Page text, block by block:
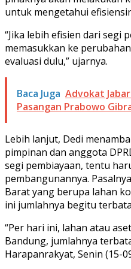
untuk mengetahui
“Jika lebih efisien dari segi
memasukkan ke
evaluasi dulu,” ujarnya.
Baca Juga Advokat
Pasangan Prabowo
Lebih lanjut, Dedi
pimpinan dan anggota
segi pembiayaan, tentu
pembangunannya.
Barat yang berupa lahan
ini jumlahnya begitu
“Per hari ini, lahan atau
Bandung, jumlahnya
Harapanrakyat, Senin (15-